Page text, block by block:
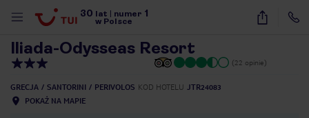
30 lat numer 1
w Polsce
15
Iliada-Odysseas Resort
(22 opinie)
GRECJA SANTORINI PERIVOLOS KOD HOTELU
JTR24083
POKAŻ NA MAPIE